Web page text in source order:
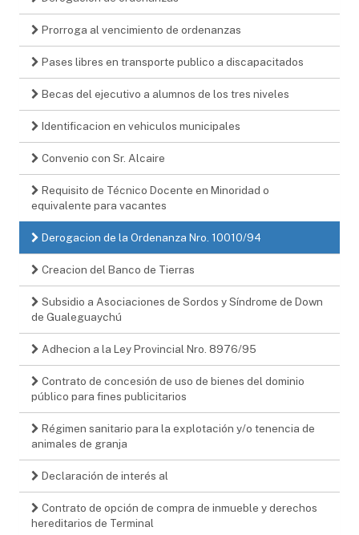
Prorroga al vencimiento de ordenanzas
Pases libres en transporte publico a discapacitados
Becas del ejecutivo a alumnos de los tres niveles
Identificacion en vehiculos municipales
Convenio con Sr. Alcaire
Requisito de Técnico Docente en Minoridad o
equivalente para vacantes
Derogacion de la Ordenanza Nro. 10010/94
Creacion del Banco de Tierras
Subsidio a Asociaciones de Sordos y Síndrome de Down
de Gualeguaychú
Adhecion a la Ley Provincial Nro. 8976/95
Contrato de concesión de uso de bienes del dominio
público para fines publicitarios
Régimen sanitario para la explotación y/o tenencia de
animales de granja
Declaración de interés al
Contrato de opción de compra de inmueble y derechos
hereditarios de Terminal